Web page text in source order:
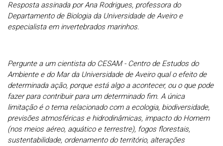
Resposta assinada por Ana Rodrigues, professora do
Departamento de Biologia da Universidade de Aveiro e
especialista em invertebrados marinhos.
Pergunte a um cientista do CESAM - Centro de Estudos do
Ambiente e do Mar da Universidade de Aveiro qual o efeito de
determinada ação, porque está algo a acontecer, ou o que pode
fazer para contribuir para um determinado fim. A única
limitação é o tema relacionado com a ecologia, biodiversidade,
previsões atmosféricas e hidrodinâmicas, impacto do Homem
(nos meios aéreo, aquático e terrestre), fogos florestais,
sustentabilidade, ordenamento do território, alterações